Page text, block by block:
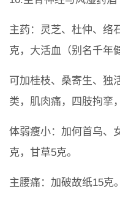
主药：灵芝、杜仲、络
克，大活血（别名千年
可加桂枝、桑寄生、独
类，肌肉痛，四肢拘挛
体弱瘦小：加何首乌、
克，甘草5克。
主腰痛：加破故纸15克。